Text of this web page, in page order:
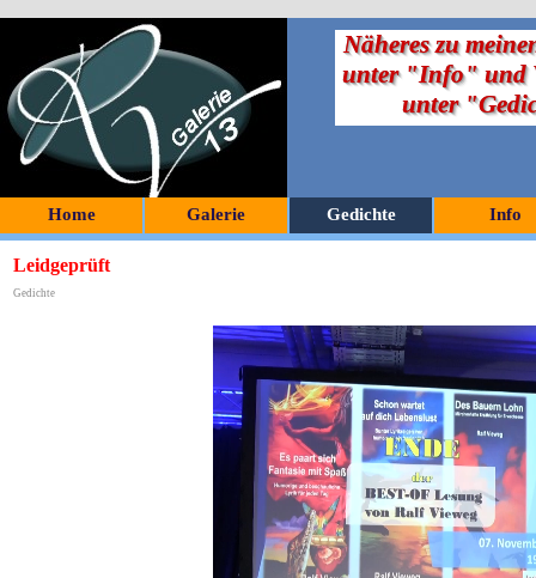
Home Galerie Gedichte Info
Näheres zu
unter "Info" und
unter
Leidgeprüft
Gedichte